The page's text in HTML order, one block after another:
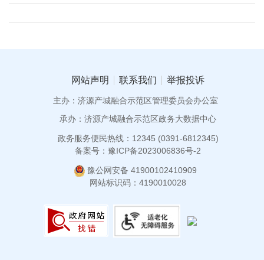
网站声明 联系我们 举报投诉
主办：济源产城融合示范区管理委员会办公室
承办：济源产城融合示范区政务大数据中心
政务服务便民热线：12345 (0391-6812345)
备案号：豫ICP备2023006836号-2
豫公网安备 41900102410909
网站标识码：4190010028